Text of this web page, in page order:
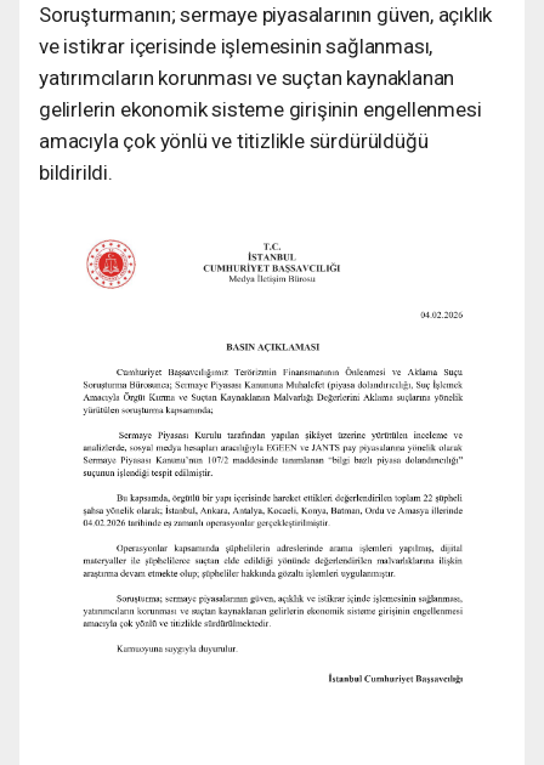
Soruşturmanın; sermaye piyasalarının güven, açıklık
ve istikrar içerisinde işlemesinin sağlanması,
yatırımcıların korunması ve suçtan kaynaklanan
gelirlerin ekonomik sisteme girişinin engellenmesi
amacıyla çok yönlü ve titizlikle sürdürüldüğü
bildirildi.